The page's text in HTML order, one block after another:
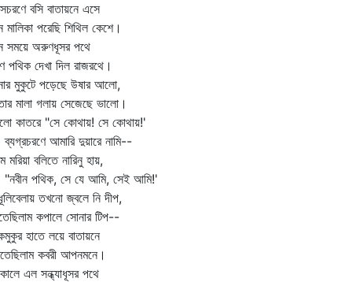
বসি বাতায়নে এসে
মালিকা পরেছি শিথিল কেশে।
সময়ে অরুণধূসর পথে
পথিক দেখা দিল রাজরথে।
মুকুটে পড়েছে উষার আলো,
মালা গলায় সেজেছে ভালো।
কাতরে "সে কোথায়! সে কোথায়!'
আমারি দুয়ারে নামি--
মরিয়া বলিতে নারিনু হায়,
পথিক, সে যে আমি, সেই আমি!'
তখনো জ্বলে নি দীপ,
কপালে সোনার টিপ--
হাতে লয়ে বাতায়নে
কবরী আপনমনে।
এল সন্ধ্যাধূসর পথে